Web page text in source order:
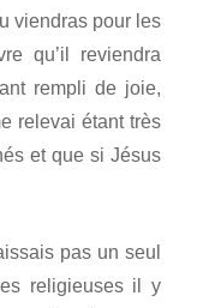
viendras pour les
qu’il reviendra
rempli de joie,
relevai étant très
et que si Jésus
pas un seul
religieuses il y